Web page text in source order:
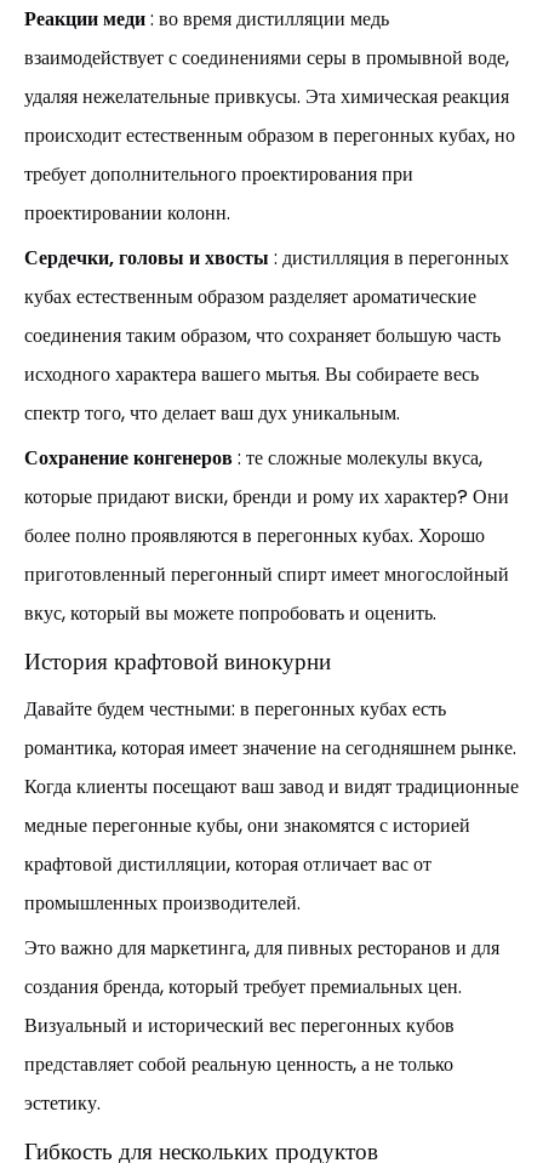
Реакции меди: во время дистилляции медь
взаимодействует с соединениями серы в промывной воде,
удаляя нежелательные привкусы. Эта химическая реакция
происходит естественным образом в перегонных кубах, но
требует дополнительного проектирования при
проектировании колонн.
Сердечки, головы и хвосты : дистилляция в перегонных
кубах естественным образом разделяет ароматические
соединения таким образом, что сохраняет большую часть
исходного характера вашего мытья. Вы собираете весь
спектр того, что делает ваш дух уникальным.
Сохранение конгенеров : те сложные молекулы вкуса,
которые придают виски, бренди и рому их характер? Они
более полно проявляются в перегонных кубах. Хорошо
приготовленный перегонный спирт имеет многослойный
вкус, который вы можете попробовать и оценить.
История крафтовой винокурни
Давайте будем честными: в перегонных кубах есть
романтика, которая имеет значение на сегодняшнем рынке.
Когда клиенты посещают ваш завод и видят традиционные
медные перегонные кубы, они знакомятся с историей
крафтовой дистилляции, которая отличает вас от
промышленных производителей.
Это важно для маркетинга, для пивных ресторанов и для
создания бренда, который требует премиальных цен.
Визуальный и исторический вес перегонных кубов
представляет собой реальную ценность, а не только
эстетику.
Гибкость для нескольких продуктов